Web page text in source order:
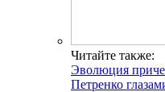
Читайте также:
Эволюция
Петренко